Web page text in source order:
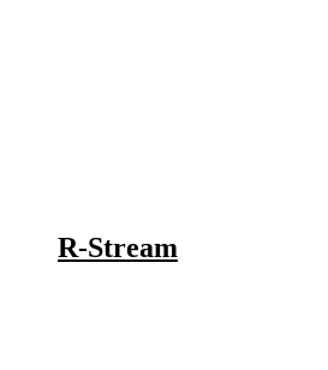
R-Stream